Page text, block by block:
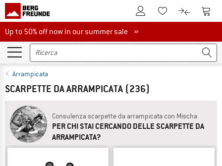
Al conto clienteAlla lista
Al Al
Up to 50% off now in our summer sale
Up to 50% off now in our summer sale »
Arrampicata
SCARPETTE DA ARRAMPICATA (236)
Consulenza scarpette da arrampicata con Mischa
PER CHI STAI CERCANDO DELLE SCARPETTE DA
ARRAMPICATA?